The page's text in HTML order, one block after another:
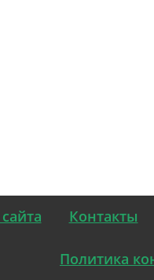
Контакты
Политика